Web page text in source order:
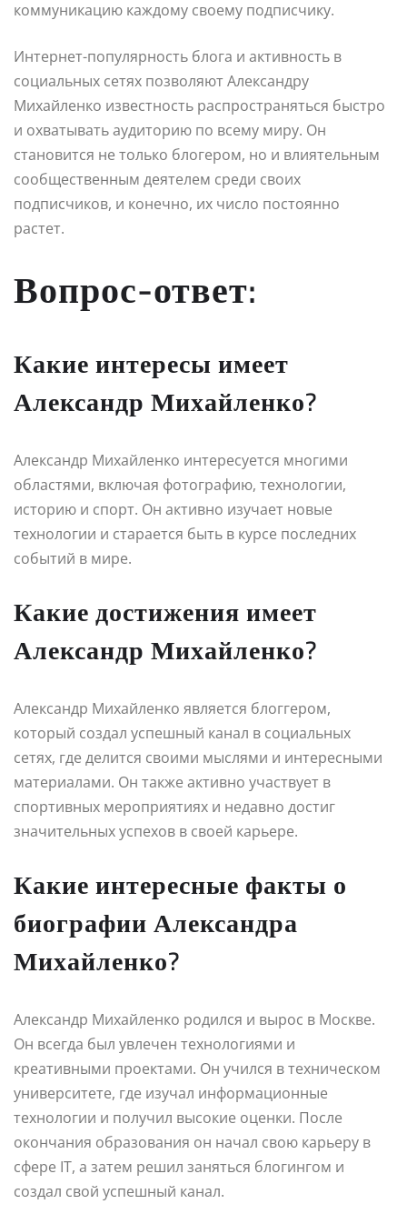
коммуникацию каждому своему подписчику.
Интернет-популярность блога и активность в
социальных сетях позволяют Александру
Михайленко известность распространяться быстро
и охватывать аудиторию по всему миру. Он
становится не только блогером, но и влиятельным
сообщественным деятелем среди своих
подписчиков, и конечно, их число постоянно
растет.
Вопрос-ответ:
Какие интересы имеет
Александр Михайленко?
Александр Михайленко интересуется многими
областями, включая фотографию, технологии,
историю и спорт. Он активно изучает новые
технологии и старается быть в курсе последних
событий в мире.
Какие достижения имеет
Александр Михайленко?
Александр Михайленко является блоггером,
который создал успешный канал в социальных
сетях, где делится своими мыслями и интересными
материалами. Он также активно участвует в
спортивных мероприятиях и недавно достиг
значительных успехов в своей карьере.
Какие интересные факты о
биографии Александра
Михайленко?
Александр Михайленко родился и вырос в Москве.
Он всегда был увлечен технологиями и
креативными проектами. Он учился в техническом
университете, где изучал информационные
технологии и получил высокие оценки. После
окончания образования он начал свою карьеру в
сфере IT, а затем решил заняться блогингом и
создал свой успешный канал.